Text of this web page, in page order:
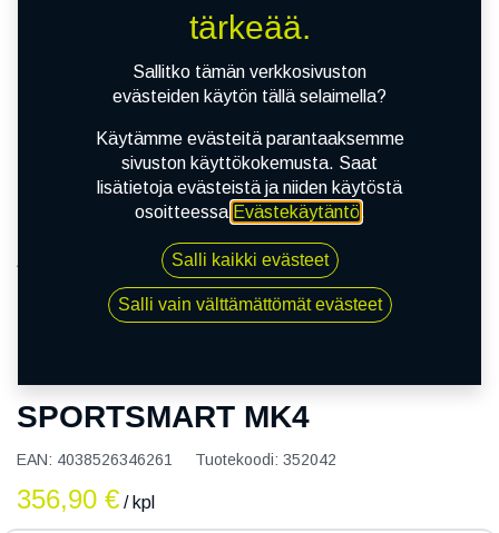
160/60R17 69W DUNLOP SPORTSMART MK4
SPORTSMART MK4
EAN: 4038526346261 Tuotekoodi: 352042
356,90 € / kpl
tärkeää.
Sallitko tämän verkkosivuston
evästeiden käytön tällä selaimella?
Käytämme evästeitä parantaaksemme
sivuston käyttökokemusta. Saat
lisätietoja evästeistä ja niiden käytöstä
osoitteessa Evästekäytäntö.
Salli kaikki evästeet
Salli vain välttämättömät evästeet